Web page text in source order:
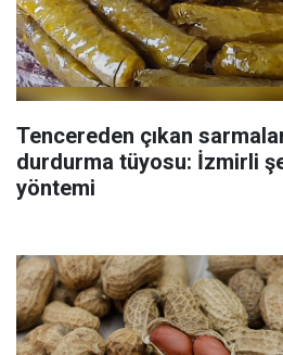
Tencereden çıkan
durdurma tüyosu: İzmirli
yöntemi